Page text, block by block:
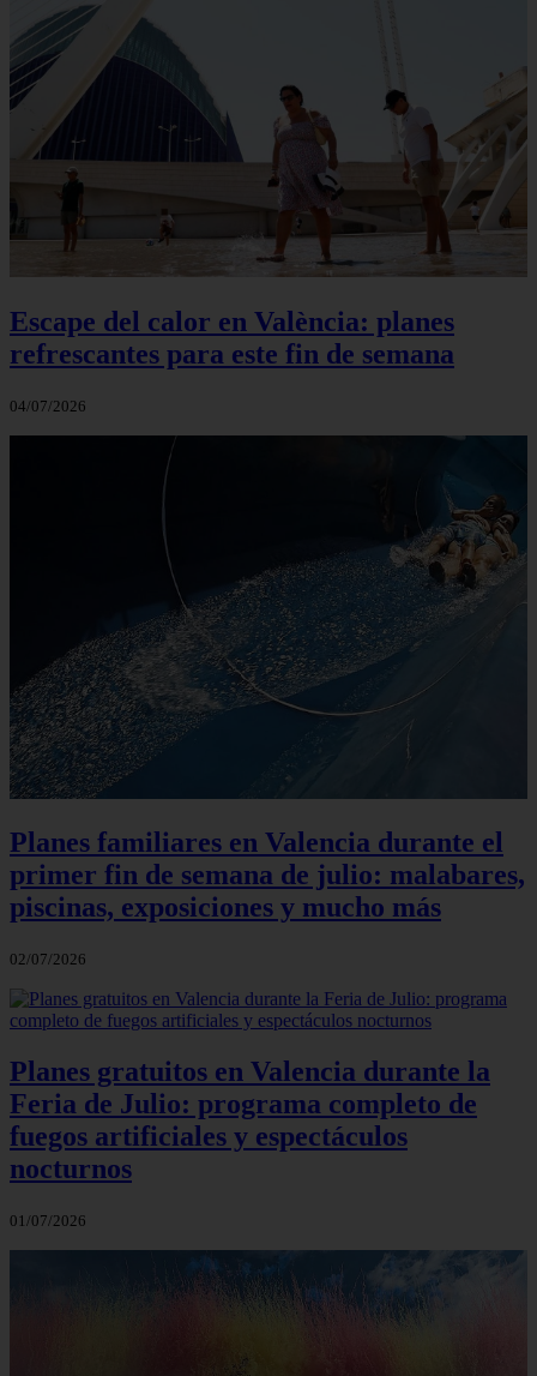
Escape del calor en València: planes
refrescantes para este fin de semana
04/07/2026
Planes familiares en Valencia durante el
primer fin de semana de julio: malabares,
piscinas, exposiciones y mucho más
02/07/2026
Planes gratuitos en Valencia durante la
Feria de Julio: programa completo de
fuegos artificiales y espectáculos
nocturnos
01/07/2026